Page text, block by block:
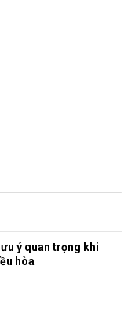
ý quan trọng khi
hòa